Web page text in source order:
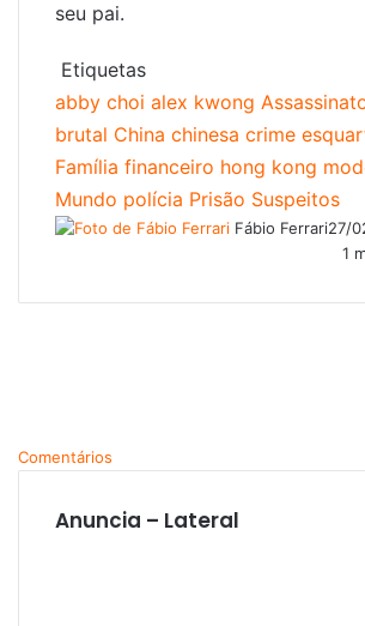
seu pai.
Etiquetas
abby choi alex kwong
brutal China chinesa crime
Família financeiro hong kong
Mundo polícia Prisão Suspeitos
Fábio Ferrari27/
1
Comentários
Anuncia – Lateral